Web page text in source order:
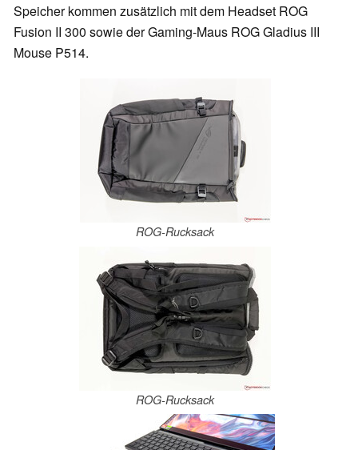
Speicher kommen zusätzlich mit dem Headset ROG
Fusion II 300 sowie der Gaming-Maus ROG Gladius III
Mouse P514.
ROG-Rucksack
ROG-Rucksack